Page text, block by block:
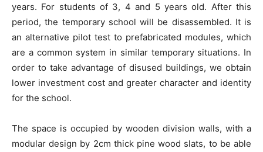
years. For students of 3, 4 and 5 years old. After this
period, the temporary school will be disassembled. It is
an alternative pilot test to prefabricated modules, which
are a common system in similar temporary situations. In
order to take advantage of disused buildings, we obtain
lower investment cost and greater character and identity
for the school.
The space is occupied by wooden division walls, with a
modular design by 2cm thick pine wood slats, to be able